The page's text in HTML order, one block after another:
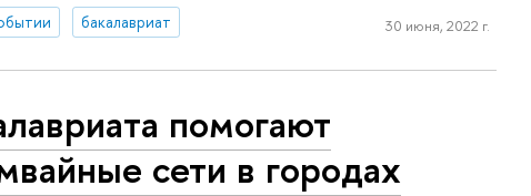
бакалавриат 30 июня, 2022 г.
помогают
сети в городах